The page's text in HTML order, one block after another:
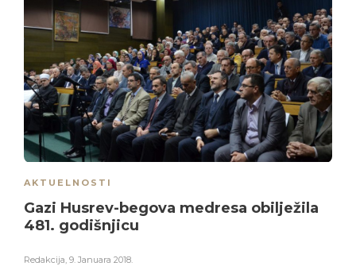
AKTUELNOSTI
Gazi Husrev-begova medresa obilježila
481. godišnjicu
Redakcija, 9. Januara 2018.